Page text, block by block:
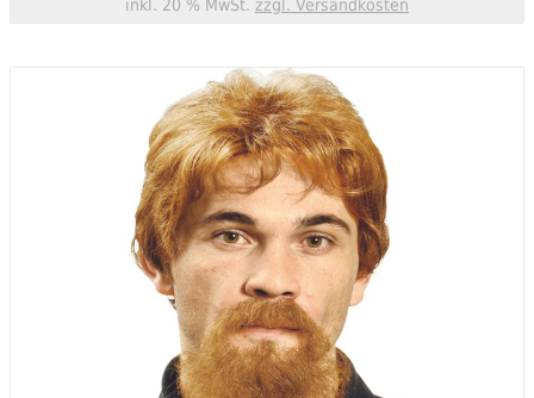
inkl. 20 % MwSt. zzgl. Versandkosten